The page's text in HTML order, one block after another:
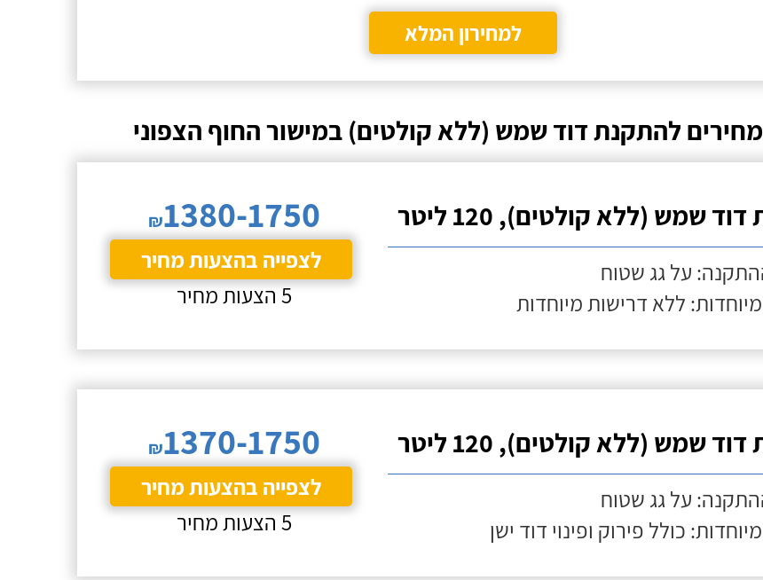
למחירון המלא
להתקנת דוד שמש (ללא קולטים) במישור החוף הצפוני
שמש (ללא קולטים), 120 ליטר
על גג שטוח
ללא דרישות מיוחדות
₪1380-1750
לצפייה בהצעות מחיר
5 הצעות מחיר
שמש (ללא קולטים), 120 ליטר
על גג שטוח
כולל פירוק ופינוי דוד ישן
₪1370-1750
לצפייה בהצעות מחיר
5 הצעות מחיר